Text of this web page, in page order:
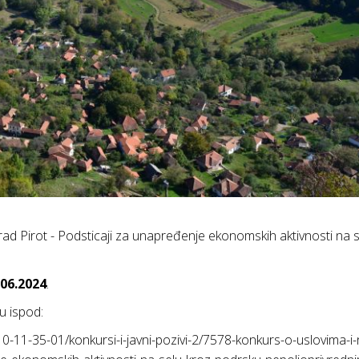
Pirot - Podsticaji za unapređenje ekonomskih aktivnosti na
.
ispod:
35-01/konkursi-i-javni-pozivi-2/7578-konkurs-o-uslovima-